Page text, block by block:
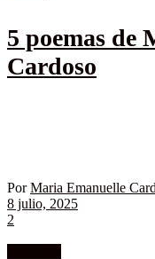
5 poemas de
Cardoso
Por Maria Emanuelle
8 julio, 2025
2